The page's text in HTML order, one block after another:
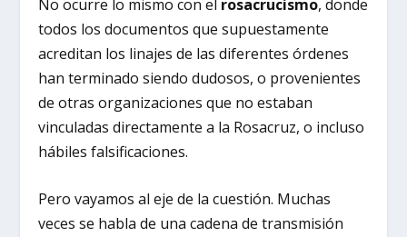
No ocurre lo mismo con el rosacrucismo, donde
todos los documentos que supuestamente
acreditan los linajes de las diferentes órdenes
han terminado siendo dudosos, o provenientes
de otras organizaciones que no estaban
vinculadas directamente a la Rosacruz, o incluso
hábiles falsificaciones.
Pero vayamos al eje de la cuestión. Muchas
veces se habla de una cadena de transmisión